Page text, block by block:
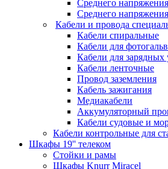
Среднего
Среднего
Кабели и провода
Кабели спиральные
Кабели для
Кабели для зарядных
Кабели ленточные
Провод заземления
Кабель зажигания
Медиакабели
Аккумуляторный
Кабели судовые и
Кабели контрольные для
Шкафы 19'' телеком
Стойки и рамы
Шкафы Knurr Miracel